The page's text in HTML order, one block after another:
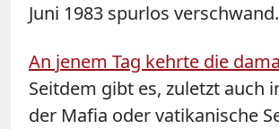
Juni 1983 spurlos verschwand.
An jenem Tag kehrte die
Seitdem gibt es, zuletzt auch
der Mafia oder vatikanische